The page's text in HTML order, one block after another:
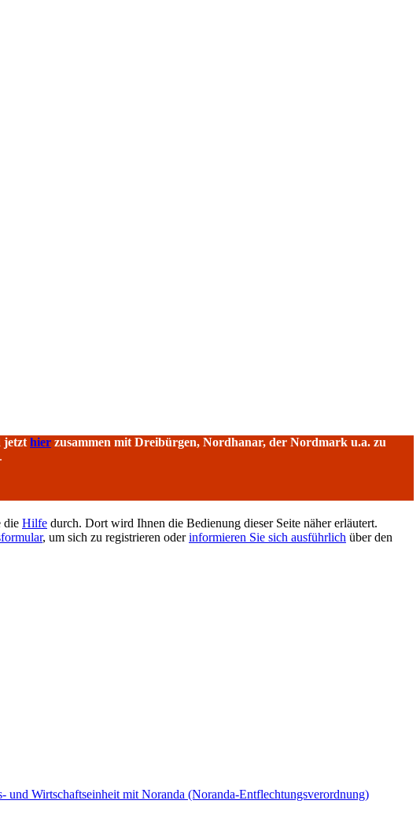
jetzt hier zusammen mit Dreibürgen, Nordhanar, der Nordmark u.a. zu
die Hilfe durch. Dort wird Ihnen die Bedienung dieser Seite näher erläutert.
, um sich zu registrieren oderinformieren Sie sich ausführlich über den
Wirtschaftseinheit mit Noranda (Noranda-Entflechtungsverordnung)